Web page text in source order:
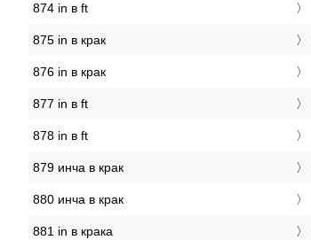
874 in в ft
875 in в крак
876 in в крак
877 in в ft
878 in в ft
879 инча в крак
880 инча в крак
881 in в крака